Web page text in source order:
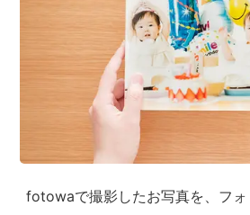
fotowaで撮影したお写真を、フ